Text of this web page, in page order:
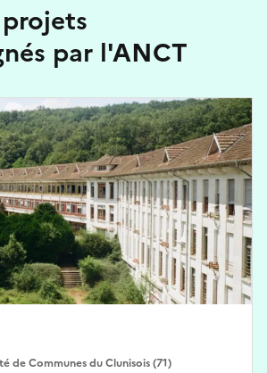
par l'ANCT
de Communes du Clunisois (71)